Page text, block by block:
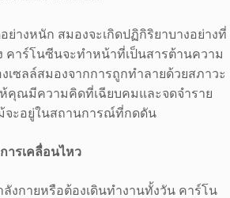
างหนัก สมองจะเกิดปฏิกิริยาบางอย่างที่
คาร์โนซีนจะทำหน้าที่เป็นสารต้านความ
เซลล์สมองจากการถูกทำลายด้วยสภาวะ
คุณมีความคิดที่เฉียบคมและจดจำราย
จะอยู่ในสถานการณ์ที่กดดัน
ารเคลื่อนไหว
งกายหรือต้องเดินทำงานทั้งวัน คาร์โน